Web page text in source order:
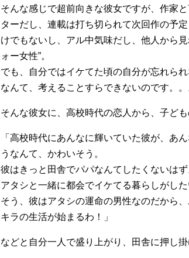
そんな感じで超前向きな彼女ですが、作家
ターだし、連載は打ち切られて次回作の予
けでもないし、アル中気味だし、他人から
ォー女性”。
でも、自分ではイケてた頃の自分が忘れら
なんて、考えることすらできないのです。。
そんな彼女に、高校時代の恋人から、子ど
「高校時代にあんなに輝いていた彼が、あ
うなんて、かわいそう。
彼はきっと田舎でパパなんてしたくないはず
アタシと一緒に都会でイケてる暮らしがした
そう、彼はアタシの運命の男性なのだから
キラの生活が始まるわ！」
などと自分一人で盛り上がり、田舎に押し